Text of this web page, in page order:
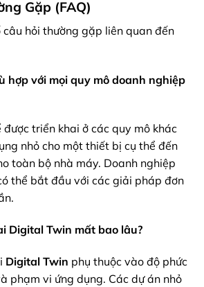
Gặp (FAQ)
hỏi thường gặp liên quan đến
hợp với mọi quy mô doanh nghiệp
được triển khai ở các quy mô khác
nhỏ cho một thiết bị cụ thể đến
toàn bộ nhà máy. Doanh nghiệp
thể bắt đầu với các giải pháp đơn
Digital Twin mất bao lâu?
Digital Twin phụ thuộc vào độ phức
phạm vi ứng dụng. Các dự án nhỏ